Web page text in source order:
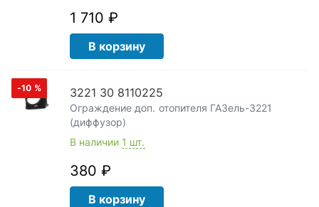
1 710 ₽
В корзину
-10 % 3221 30 8110225
Ограждение доп. отопителя ГАЗель-3221
(диффузор)
В наличии 1 шт.
380 ₽
В корзину